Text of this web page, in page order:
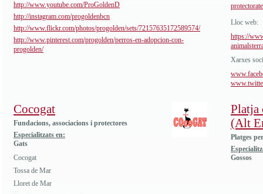
http://www.youtube.com/ProGoldenD
http://instagram.com/progoldenbcn
http://www.flickr.com/photos/progolden/sets/72157635172589574/
http://www.pinterest.com/progolden/perros-en-adopcion-con-
progolden/
Lloc web:
https://
Xarxes
Cocogat
Fundacions, associacions i protectores
Especialitzats en:
Gats
Cocogat
Tossa de Mar
Lloret de Mar
Platja
(Alt
Platges
Gossos